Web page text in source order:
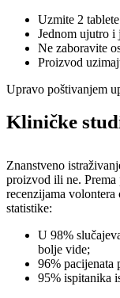
Uzmite 2
Jednom ujutro i
Ne zaboravite
Proizvod
Upravo poštivanjem
Kliničke
Znanstveno
proizvod ili ne. Prema
recenzijama
statistike:
U 98%
bolje vide;
96% pacijenata
95% ispitanika